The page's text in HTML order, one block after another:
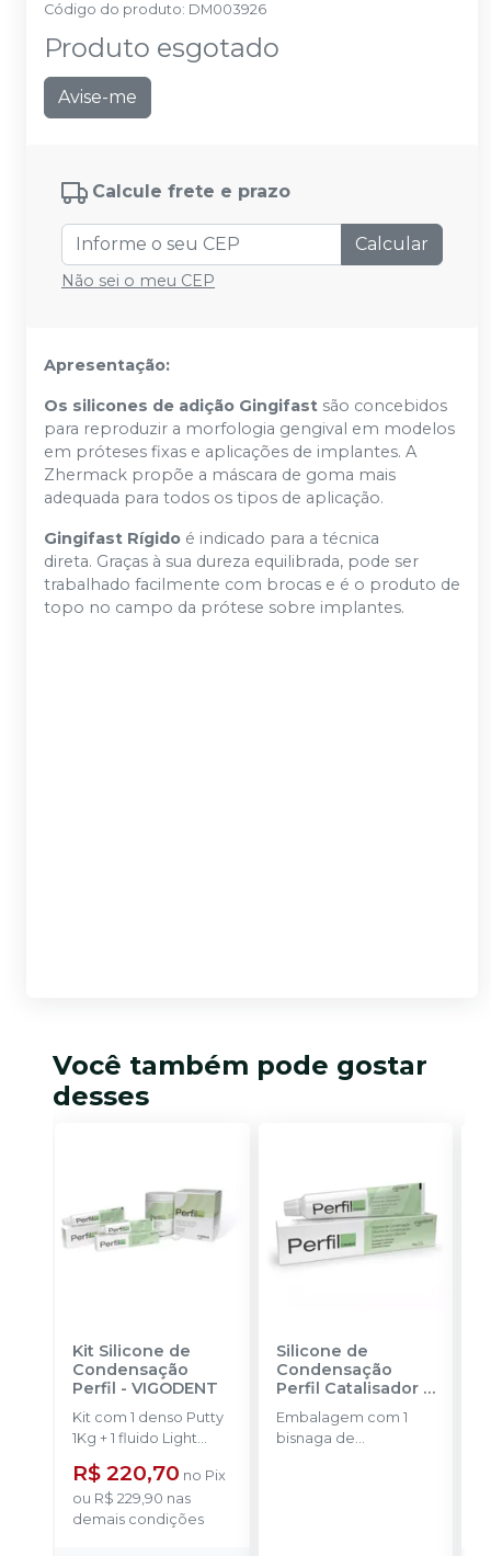
Código do produto: DM003926
Produto esgotado
Avise-me
Calcule frete e prazo
Calcular
Não sei o meu CEP
Apresentação:
Os silicones de adição Gingifast são concebidos
para reproduzir a morfologia gengival em modelos
em próteses fixas e aplicações de implantes. A
Zhermack propõe a máscara de goma mais
adequada para todos os tipos de aplicação.
Gingifast Rígido é indicado para a técnica
direta. Graças à sua dureza equilibrada, pode ser
trabalhado facilmente com brocas e é o produto de
topo no campo da prótese sobre implantes.
Você também pode gostar
desses
Kit Silicone de
Condensação
Perfil -VIGODENT
Kit com 1 denso Putty
1Kg + 1 fluido Light
Body 120g + 1
catalisador 60ml.
R$ 220,70 no Pix
ou R$ 229,90 nas
demais condições
Silicone de
Condensação
Perfil Catalisador-
VIGODENT
Embalagem com 1
bisnaga de